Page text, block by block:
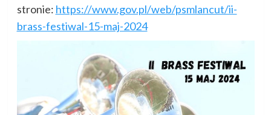
stronie: https://www.gov.pl/web/psmlancut/ii-
brass-festiwal-15-maj-2024